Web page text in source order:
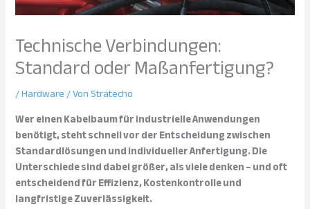
Technische Verbindungen:
Standard oder Maßanfertigung?
/Hardware/ VonStratecho
Wer einen Kabelbaum für industrielle Anwendungen
benötigt, steht schnell vor der Entscheidung zwischen
Standardlösungen und individueller Anfertigung. Die
Unterschiede sind dabei größer, als viele denken – und oft
entscheidend für Effizienz, Kostenkontrolle und
langfristige Zuverlässigkeit.